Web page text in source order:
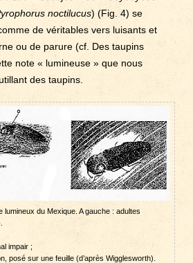
noctilucus) (Fig. 4) se
de véritables vers luisants et
ou de parure (cf. Des taupins
note « lumineuse » que nous
des taupins.
du Mexique. A gauche : adultes
impair ;
posé sur une feuille (d’après Wigglesworth).